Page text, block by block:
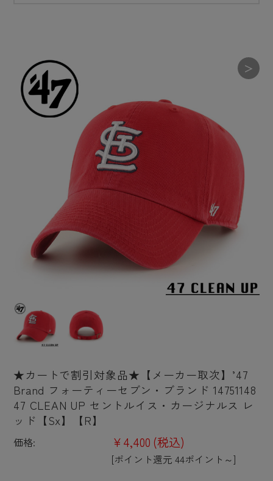
＞
★カートで割引対象品★【メーカー取次】’47
Brand フォーティーセブン・ブランド 14751148
47 CLEAN UP セントルイス・カージナルス レ
ッド【Sx】【R】
価格: ¥4,400 (税込)
[ポイント還元 44ポイント～]